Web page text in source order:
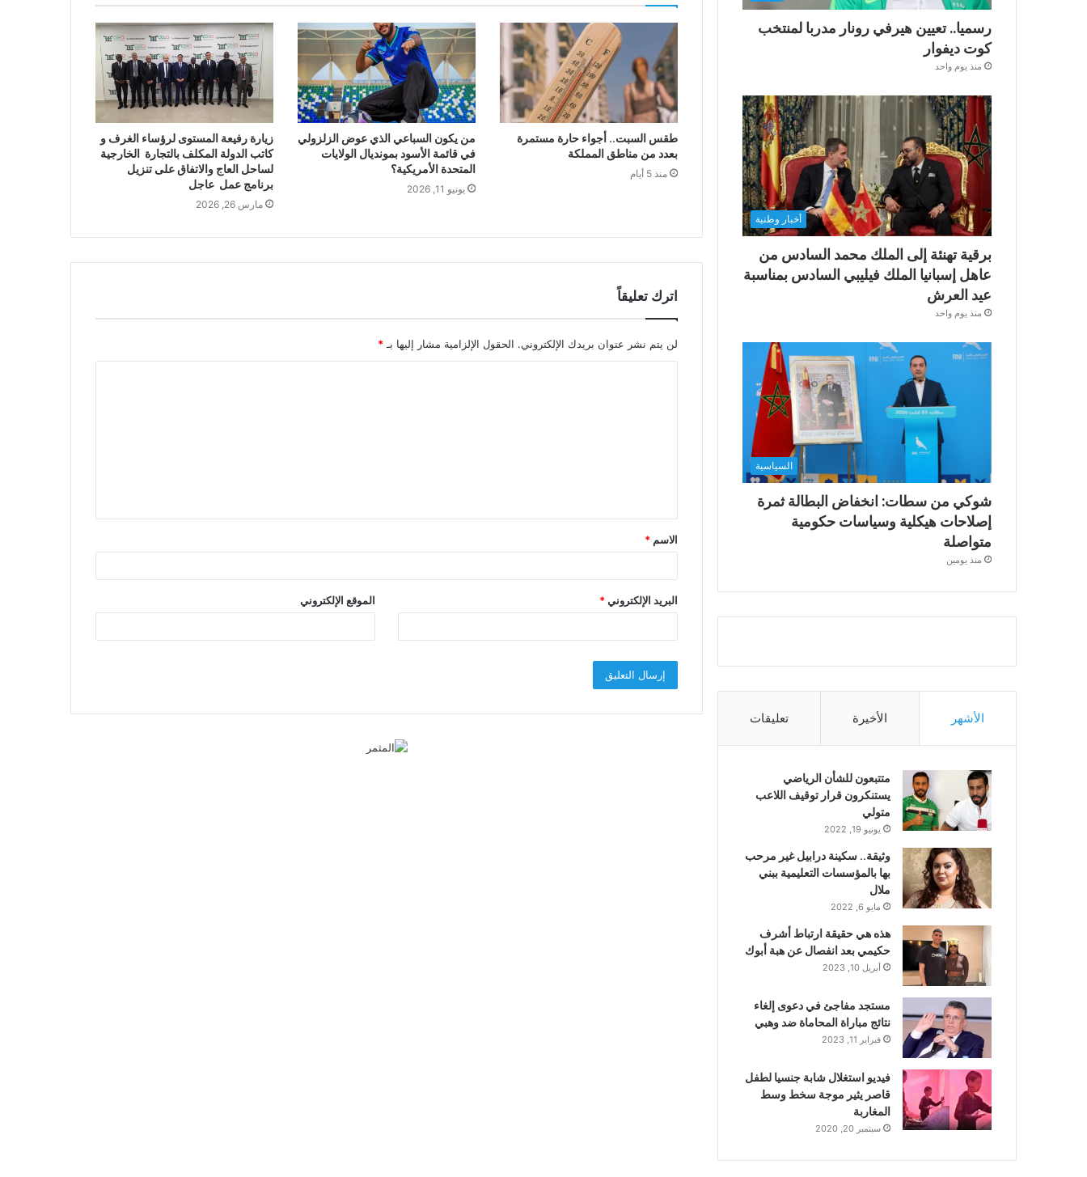
طقس السبت.. أجواء حارة مستمرة
بعدد من مناطق المملكة
منذ 5 أيام
من يكون السباعي الذي عوض الزلزولي
في قائمة الأسود بمونديال الولايات
المتحدة الأمريكية؟
يونيو 11, 2026
زيارة رفيعة المستوى لرؤساء الغرف و
كاتب الدولة المكلف بالتجارة الخارجية
لساحل العاج والاتفاق على تنزيل
برنامج عمل عاجل
مارس 26, 2026
اترك تعليقاً
لن يتم نشر عنوان بريدك الإلكتروني. الحقول الإلزامية مشار إليها بـ*
ق
*
الاسم *
البريد الإلكتروني* الموقع الإلكتروني
رسميا.. تعيين هيرفي رونار مدربا لمنتخب
كوت ديفوار
منذ يوم واحد
أخبار وطنية
برقية تهنئة إلى الملك محمد السادس من
عاهل إسبانيا الملك فيليبي السادس بمناسبة
عيد العرش
منذ يوم واحد
السياسية
شوكي من سطات: انخفاض البطالة ثمرة
إصلاحات هيكلية وسياسات حكومية
متواصلة
منذ يومين
الأشهر الأخيرة تعليقات
متتبعون للشأن الرياضي
يستنكرون قرار توقيف اللاعب
متولي
يونيو 19, 2022
وثيقة.. سكينة درابيل غير مرحب
بها بالمؤسسات التعليمية ببني
ملال
مايو 6, 2022
هذه هي حقيقة ارتباط أشرف
حكيمي بعد انفصال عن هبة أبوك
أبريل 10, 2023
مستجد مفاجئ في دعوى إلغاء
نتائج مباراة المحاماة ضد وهبي
فبراير 11, 2023
فيديو استغلال شابة جنسيا لطفل
قاصر يثير موجة سخط وسط
المغاربة
سبتمبر 20, 2020